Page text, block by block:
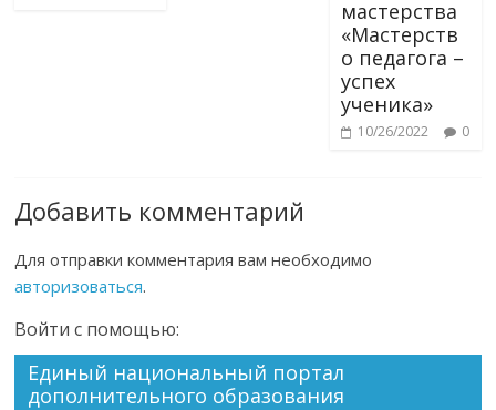
мастерства
«Мастерств
о педагога –
успех
ученика»
10/26/2022 0
Добавить комментарий
Для отправки комментария вам необходимо
авторизоваться.
Войти с помощью:
Единый национальный портал
дополнительного образования